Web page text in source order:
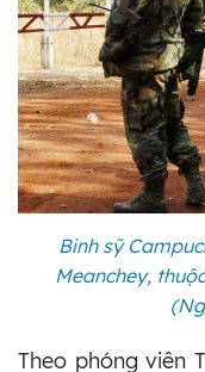
Binh sỹ
Meanchey,
Theo phóng viên